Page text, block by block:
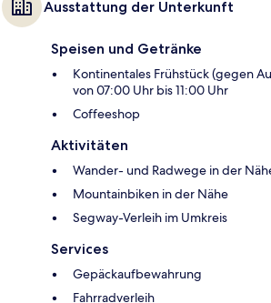
Ausstattung der Unterkunft
Speisen und Getränke
Kontinentales Frühstück (gegen
von 07:00 Uhr bis 11:00 Uhr
Coffeeshop
Aktivitäten
Wander- und Radwege in der
Mountainbiken in der Nähe
Segway-Verleih im Umkreis
Services
Gepäckaufbewahrung
Fahrradverleih